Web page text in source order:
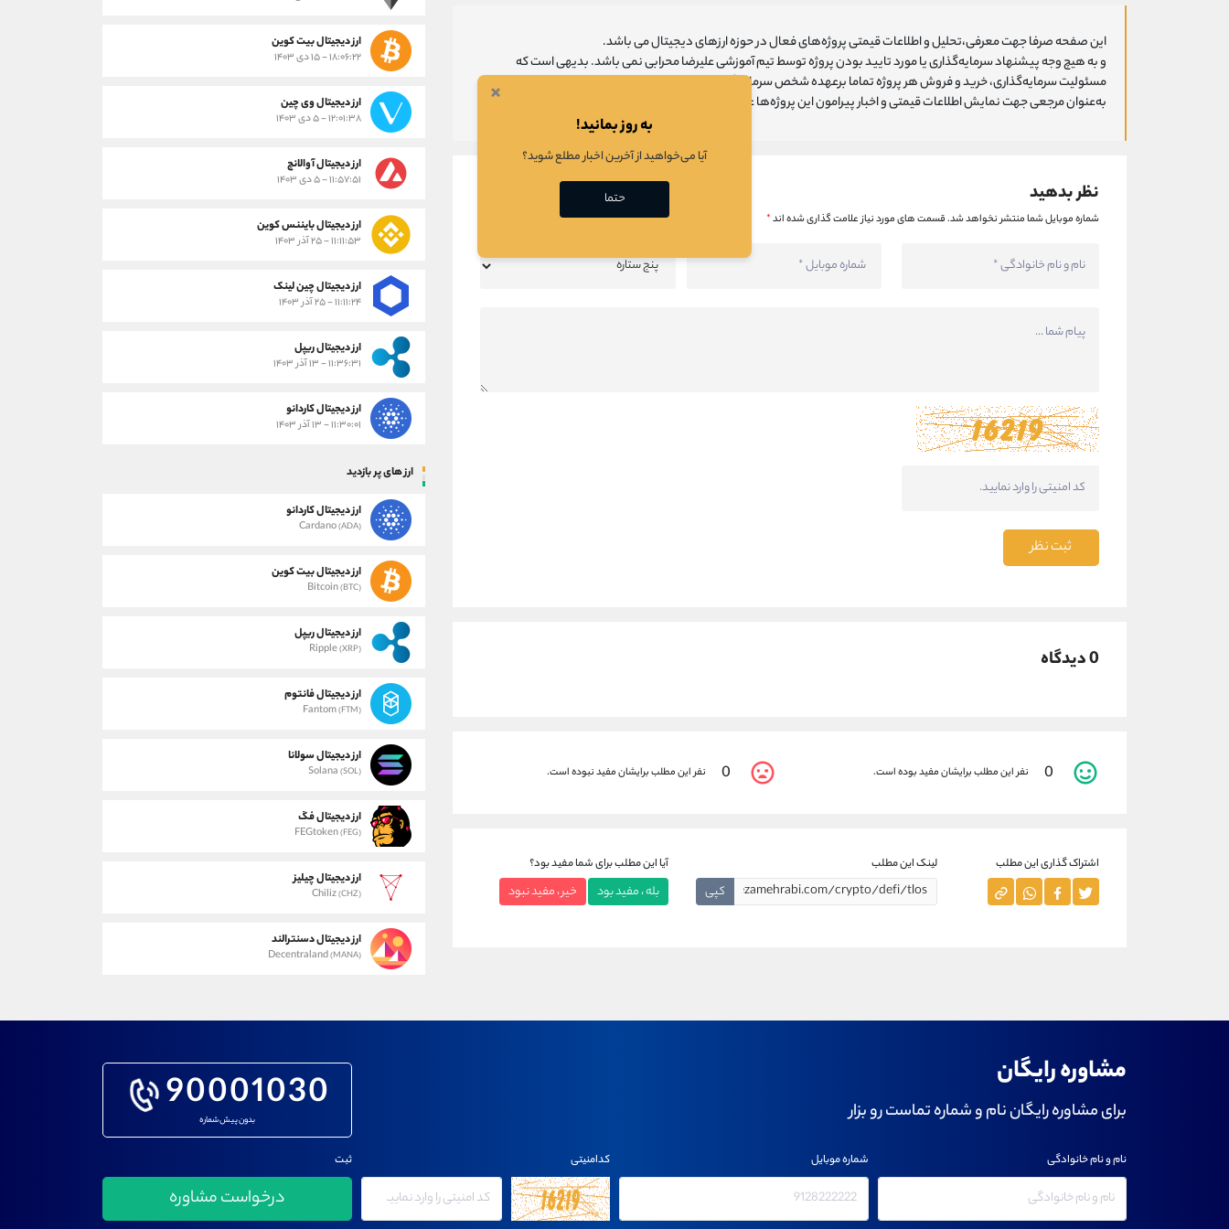
این صفحه صرفا جهت معرفی،تحلیل و اطلاعات قیمتی پروژه‌های فعال در حوزه ارزهای دیجیتال می باشد.
و به هیچ وجه پیشنهاد سرمایه‌گذاری یا مورد تایید بودن پروژه توسط تیم آموزشی علیرضا محرابی نمی باشد. بدیهی است که
مسئولیت سرمایه‌گذاری، خرید و فروش هر پروژه تماما برعهده شخص سرمایه گذار می باشد و تیم آموزشی علیرضا محرابی تنها
به‌عنوان مرجعی جهت نمایش اطلاعات قیمتی و اخبار پیرامون این پروژه‌‌ها عمل می‌کند.
نظر بدهید
شماره موبایل شما منتشر نخواهد شد.قسمت های مورد نیاز علامت گذاری شده اند*
ثبت نظر
0 دیدگاه
0 نفر این مطلب برایشان مفید بوده است. 0 نفر این مطلب برایشان مفید نبوده است.
اشتراک گذاری این مطلب لینک این مطلب
کپی
آیا این مطلب برای شما مفید بود؟
بله ، مفید بود خیر ، مفید نبود
ارز دیجیتال بیت کوین
۱۸:۰۶:۲۲ - ۱۵ دی ۱۴۰۳
ارز دیجیتال وی چین
۱۲:۰۱:۳۸ - ۵ دی ۱۴۰۳
ارز دیجیتال آوالانچ
۱۱:۵۷:۵۱ - ۵ دی ۱۴۰۳
ارز دیجیتال بایننس کوین
۱۱:۱۱:۵۳ - ۲۵ آذر ۱۴۰۳
ارز دیجیتال چین لینک
۱۱:۱۱:۲۴ - ۲۵ آذر ۱۴۰۳
ارز دیجیتال ریپل
۱۱:۳۶:۳۱ - ۱۳ آذر ۱۴۰۳
ارز دیجیتال کاردانو
۱۱:۳۰:۰۱ - ۱۳ آذر ۱۴۰۳
ارز های پر بازدید
ارز دیجیتال کاردانو
Cardano(ADA)
ارز دیجیتال بیت کوین
Bitcoin(BTC)
ارز دیجیتال ریپل
Ripple(XRP)
ارز دیجیتال فانتوم
Fantom(FTM)
ارز دیجیتال سولانا
Solana (SOL)
ارز دیجیتال فگ
FEGtoken(FEG)
ارز دیجیتال چیلیز
Chiliz(CHZ)
ارز دیجیتال دسنترالند
Decentraland(MANA)
مشاوره رایگان
برای مشاوره رایگان نام و شماره تماست رو بزار 90001030
بدون پیش شماره
نام و نام خانوادگی شماره موبایل کدامنیتی ثبت
×
به روز بمانید!
آیا می‌خواهید از آخرین اخبار مطلع شوید؟
حتما